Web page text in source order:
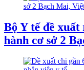
Bộ Y tế đề
hành cơ sở 2